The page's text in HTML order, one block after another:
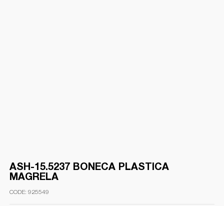
ASH-15.5237 BONECA PLASTICA
MAGRELA
925549